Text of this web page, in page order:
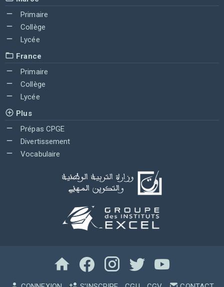
Primaire
Collège
Lycée
France
Primaire
Collège
Lycée
Plus
Prépas CPGE
Divertissement
Vocabulaire